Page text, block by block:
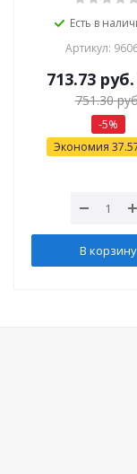
Есть в
Артикул:
713.73руб.
751.30
-5%
Экономия
В корзину